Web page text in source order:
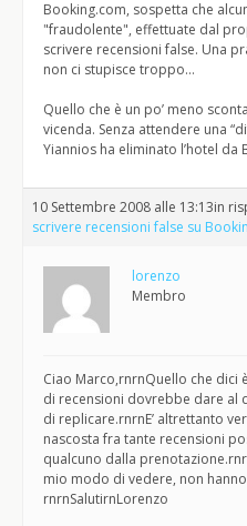
Booking.com, sospetta che
"fraudolente", effettuate dal
scrivere recensioni false. Una
non ci stupisce troppo…
Quello che è un po’ meno
vicenda. Senza attendere una
Yiannios ha eliminato l’hotel da
10 Settembre 2008 alle 13:13in
scrivere recensioni false su
lorenzo
Membro
Ciao Marco,rnrnQuello che dici
di recensioni dovrebbe dare al
di replicare.rnrnE’ altrettanto
nascosta fra tante recensioni
qualcuno dalla
mio modo di vedere, non
rnrnSalutirnLorenzo